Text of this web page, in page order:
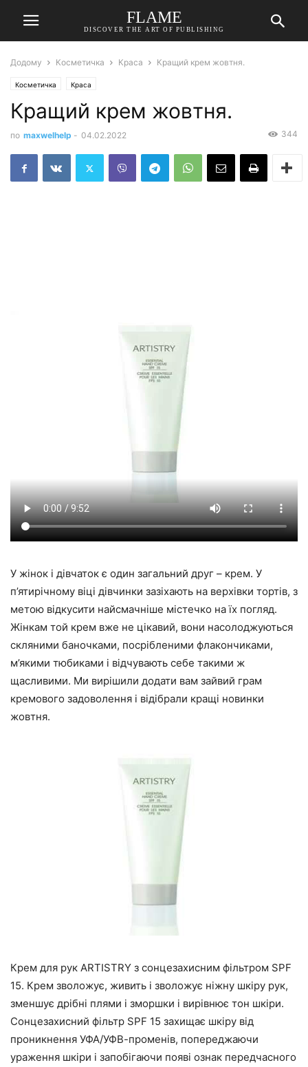
FLAME
DISCOVER THE ART OF PUBLISHING
Додому Косметичка Краса Кращий крем жовтня.
Косметичка Краса
Кращий крем жовтня.
по maxwelhelp - 04.02.2022 344
У жінок і дівчаток є один загальний друг – крем. У
п’ятирічному віці дівчинки зазіхають на верхівки тортів, з
метою відкусити найсмачніше містечко на їх погляд.
Жінкам той крем вже не цікавий, вони насолоджуються
скляними баночками, посрібленими флакончиками,
м’якими тюбиками і відчувають себе такими ж
щасливими. Ми вирішили додати вам зайвий грам
кремового задоволення і відібрали кращі новинки
жовтня.
Крем для рук ARTISTRY з сонцезахисним фільтром SPF
15. Крем зволожує, живить і зволожує ніжну шкіру рук,
зменшує дрібні плями і зморшки і вирівнює тон шкіри.
Сонцезахисний фільтр SPF 15 захищає шкіру від
проникнення УФА/УФВ-променів, попереджаючи
ураження шкіри і запобігаючи появі ознак передчасного